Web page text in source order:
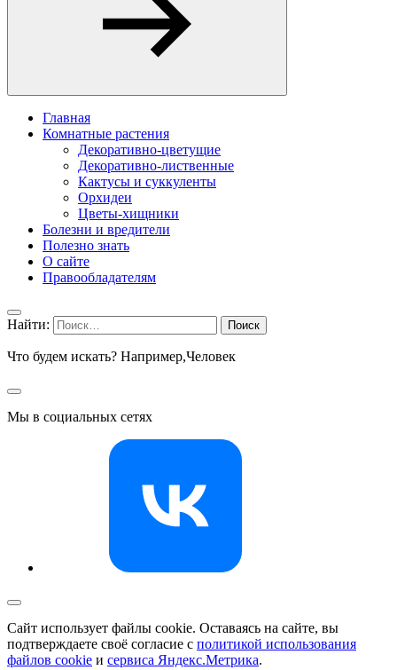
Главная
Комнатные растения
Декоративно-цветущие
Декоративно-лиственные
Кактусы и суккуленты
Орхидеи
Цветы-хищники
Болезни и вредители
Полезно знать
О сайте
Правообладателям
Найти:
Что будем искать? Например,Человек
Мы в социальных сетях
Сайт использует файлы cookie. Оставаясь на сайте, вы
подтверждаете своё согласие с политикой использования
файлов cookie и сервиса Яндекс.Метрика.